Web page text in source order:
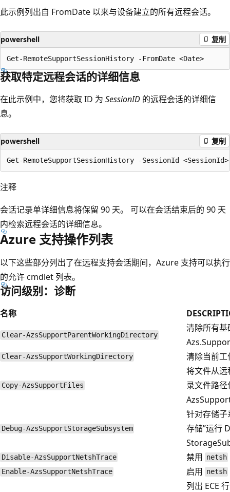
此示例列出自 FromDate 以来与设备建立的所有远程会话。
powershell 复制
获取特定远程会话的详细信息
在此示例中，您将获取 ID 为 SessionID 的远程会话的详细信
息。
powershell 复制
注释
会话记录单详细信息将保留 90 天。 可以在会话结束后的 90 天
内检索远程会话的详细信息。
Azure 支持操作列表
以下这些部分列出了在远程支持会话期间，Azure 支持可以执行
的允许 cmdlet 列表。
访问级别：诊断
名称
Clear-AzsSupportParentWorkingDirectory
清除所有
Clear-AzsSupportWorkingDirectory 清除当前
Copy-AzsSupportFiles
将文件从
录文件路
Debug-AzsSupportStorageSubsystem
针对存储
存储”运行
Disable-AzsSupportNetshTrace 禁用 netsh
Enable-AzsSupportNetshTrace 启用 netsh
列出 ECE